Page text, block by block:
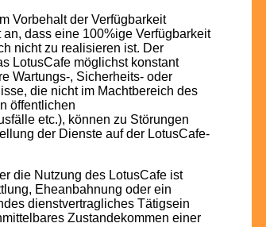
Vorbehalt der Verfügbarkeit
dass eine 100%ige Verfügbarkeit
nicht zu realisieren ist. Der
LotusCafe möglichst konstant
Wartungs-, Sicherheits- oder
die nicht im Machtbereich des
öffentlichen
etc.), können zu Störungen
der Dienste auf der LotusCafe-
die Nutzung des LotusCafe ist
Eheanbahnung oder ein
dienstvertragliches Tätigsein
Zustandekommen einer